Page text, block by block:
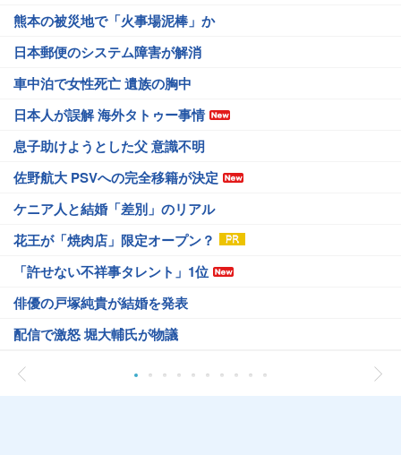
熊本の被災地で「火事場泥棒」か
日本郵便のシステム障害が解消
車中泊で女性死亡 遺族の胸中
日本人が誤解 海外タトゥー事情
息子助けようとした父 意識不明
佐野航大 PSVへの完全移籍が決定
ケニア人と結婚「差別」のリアル
花王が「焼肉店」限定オープン？
「許せない不祥事タレント」1位
俳優の戸塚純貴が結婚を発表
配信で激怒 堀大輔氏が物議